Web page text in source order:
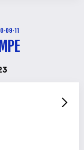
09-11